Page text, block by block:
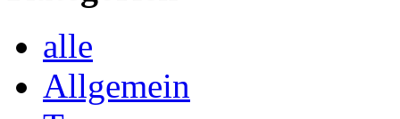
alle
Allgemein